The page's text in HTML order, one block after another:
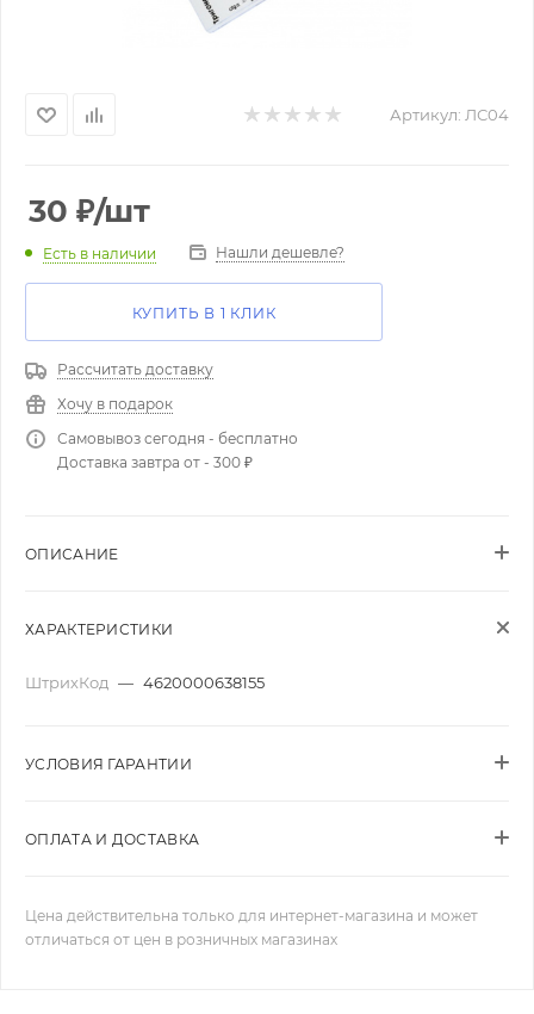
Артикул: ЛС04
30 ₽/шт
Есть в наличии Нашли дешевле?
КУПИТЬ В 1 КЛИК
Рассчитать доставку
Хочу в подарок
Самовывоз сегодня - бесплатно
Доставка завтра от - 300 ₽
ОПИСАНИЕ
ХАРАКТЕРИСТИКИ
ШтрихКод — 4620000638155
УСЛОВИЯ ГАРАНТИИ
ОПЛАТА И ДОСТАВКА
Цена действительна только для интернет-магазина и может
отличаться от цен в розничных магазинах